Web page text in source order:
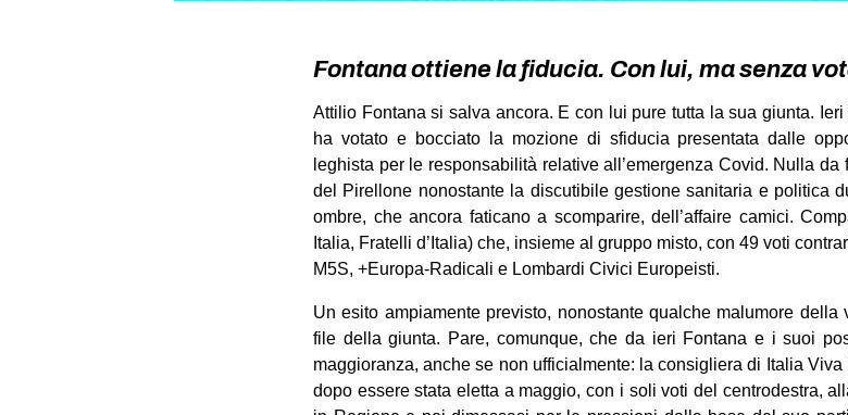
Fontana ottiene la fiducia. Con lui, ma senza
Attilio Fontana si salva ancora. E con lui pure tutta la sua giunta.
ha votato e bocciato la mozione di sfiducia presentata dalle
leghista per le responsabilità relative all’emergenza Covid. Nulla
del Pirellone nonostante la discutibile gestione sanitaria e politica
ombre, che ancora faticano a scomparire, dell’affaire camici.
Italia, Fratelli d’Italia) che, insieme al gruppo misto, con 49 voti
M5S, +Europa-Radicali e Lombardi Civici Europeisti.
Un esito ampiamente previsto, nonostante qualche malumore
file della giunta. Pare, comunque, che da ieri Fontana e i suoi
maggioranza, anche se non ufficialmente: la consigliera di Italia
dopo essere stata eletta a maggio, con i soli voti del centrodestra,